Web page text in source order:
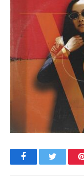
FacebookTwitter